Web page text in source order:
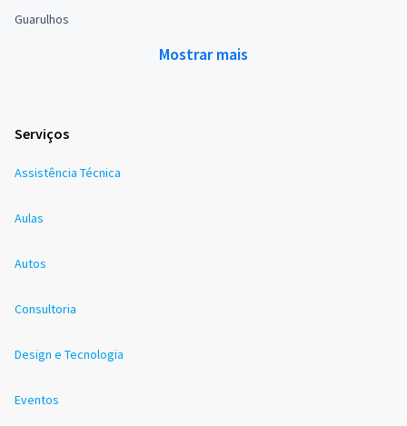
Guarulhos
Mostrar mais
Serviços
Assistência Técnica
Aulas
Autos
Consultoria
Design e Tecnologia
Eventos